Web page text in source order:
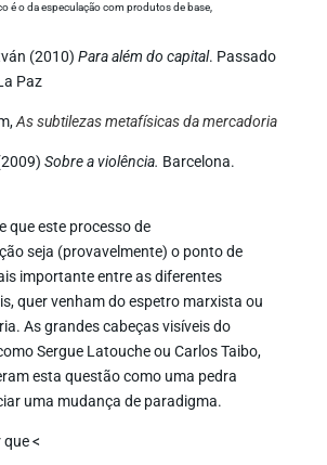
é o da especulação com produtos de base,
(2010) Para além do capital. Passado
Paz
As subtilezas metafísicas da mercadoria
Sobre a violência. Barcelona.
que este processo de
seja (provavelmente) o ponto de
importante entre as diferentes
quer venham do espetro marxista ou
As grandes cabeças visíveis do
Sergue Latouche ou Carlos Taibo,
esta questão como uma pedra
uma mudança de paradigma.
<